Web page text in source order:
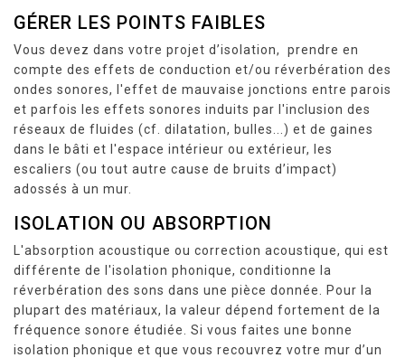
GÉRER LES POINTS FAIBLES
Vous devez dans votre projet d’isolation, prendre en
compte des effets de conduction et/ou réverbération des
ondes sonores, l'effet de mauvaise jonctions entre parois
et parfois les effets sonores induits par l'inclusion des
réseaux de fluides (cf. dilatation, bulles...) et de gaines
dans le bâti et l'espace intérieur ou extérieur, les
escaliers (ou tout autre cause de bruits d’impact)
adossés à un mur.
ISOLATION OU ABSORPTION
L'absorption acoustique ou correction acoustique, qui est
différente de l'isolation phonique, conditionne la
réverbération des sons dans une pièce donnée. Pour la
plupart des matériaux, la valeur dépend fortement de la
fréquence sonore étudiée. Si vous faites une bonne
isolation phonique et que vous recouvrez votre mur d’un